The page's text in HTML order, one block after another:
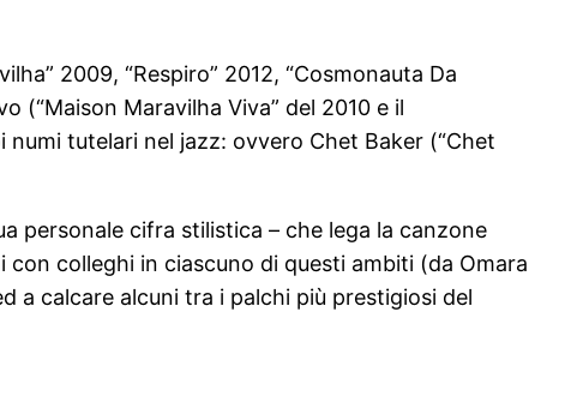
2009, “Respiro” 2012, “Cosmonauta Da
(“Maison Maravilha Viva” del 2010 e il
tutelari nel jazz: ovvero Chet Baker (“Chet
personale cifra stilistica – che lega la canzone
colleghi in ciascuno di questi ambiti (da Omara
a calcare alcuni tra i palchi più prestigiosi del